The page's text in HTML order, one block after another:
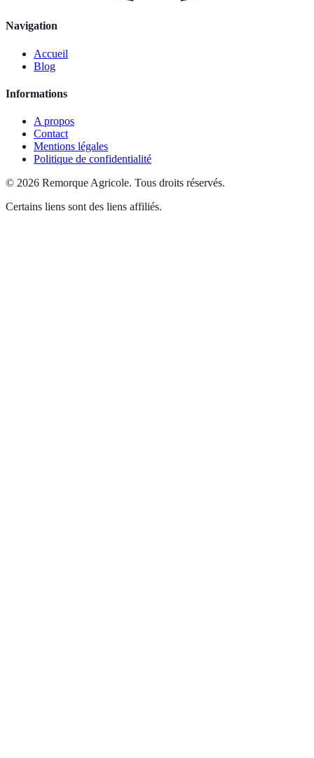
Navigation
Accueil
Blog
Informations
A propos
Contact
Mentions légales
Politique de confidentialité
© 2026 Remorque Agricole. Tous droits réservés.
Certains liens sont des liens affiliés.